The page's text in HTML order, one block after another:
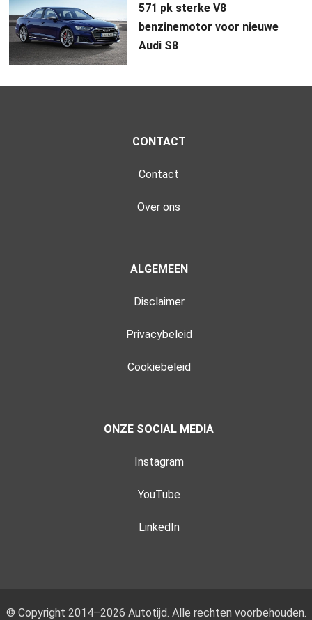
571 pk sterke V8
benzinemotor voor nieuwe
Audi S8
CONTACT
Contact
Over ons
ALGEMEEN
Disclaimer
Privacybeleid
Cookiebeleid
ONZE SOCIAL MEDIA
Instagram
YouTube
LinkedIn
© Copyright 2014–2026 Autotijd. Alle rechten voorbehouden.